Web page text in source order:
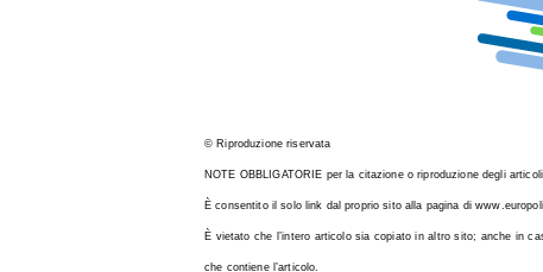
© Riproduzione riservata
NOTE OBBLIGATORIE per la citazione o riproduzione degli
È consentito il solo link dal proprio sito alla pagina di
È vietato che l’intero articolo sia copiato in altro sito; anche in
che contiene l’articolo.